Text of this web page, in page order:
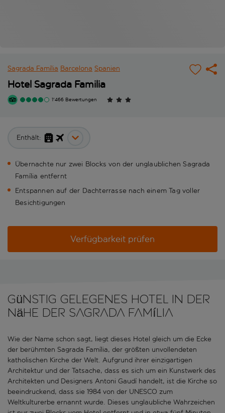
Sagrada Família Barcelona Spanien
Hotel Sagrada Familia
1'466 Bewertungen
Enthält:
Übernachte nur zwei Blocks von der unglaublichen Sagrada
Família entfernt
Entspannen auf der Dachterrasse nach einem Tag voller
Besichtigungen
Verfügbarkeit prüfen
Günstig gelegenes Hotel in der
Nähe der Sagrada Família
Wie der Name schon sagt, liegt dieses Hotel gleich um die Ecke
der berühmten Sagrada Família, der größten unvollendeten
katholischen Kirche der Welt. Aufgrund ihrer einzigartigen
Architektur und der Tatsache, dass es sich um ein Kunstwerk des
Architekten und Designers Antoni Gaudí handelt, ist die Kirche so
beeindruckend, dass sie 1984 von der UNESCO zum
Weltkulturerbe ernannt wurde. Dieses unglaubliche Wahrzeichen